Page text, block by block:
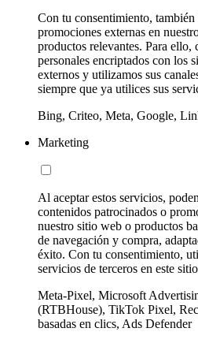
Con tu consentimiento,
promociones externas en
productos relevantes. Para ello,
personales encriptados con los
externos y utilizamos sus
siempre que ya utilices sus
Bing, Criteo, Meta, Google,
Marketing
Al aceptar estos servicios,
contenidos patrocinados o
nuestro sitio web o productos
de navegación y compra,
éxito. Con tu consentimiento,
servicios de terceros en este
Meta-Pixel, Microsoft
(RTBHouse), TikTok Pixel,
basadas en clics, Ads Defender